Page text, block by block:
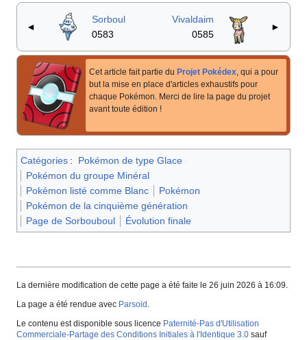
◄
Sorboul
0583
Vivaldaim
0585
►
Cet article fait partie du Projet Pokédex, qui a pour
but la mise en place d'articles exhaustifs pour
chaque Pokémon. Merci de lire la page du projet
avant toute édition !
Catégories :
Pokémon de type Glace
Pokémon du groupe Minéral
Pokémon listé comme Blanc
Pokémon
Pokémon de la cinquième génération
Page de Sorbouboul
Évolution finale
La dernière modification de cette page a été faite le 26 juin 2026 à 16:09.
La page a été rendue avec Parsoid
Le contenu est disponible sous licence Paternité-Pas d'Utilisation
Commerciale-Partage des Conditions Initiales à l'Identique 3.0 sauf